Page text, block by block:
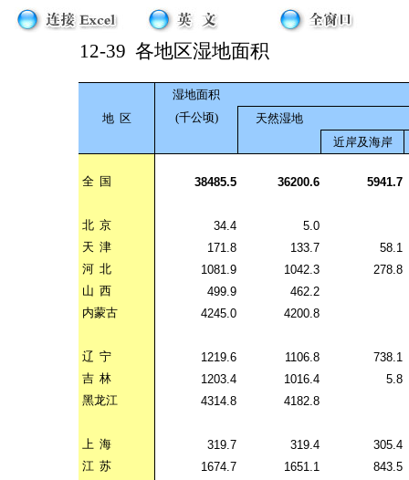
12-39 各地区湿地面积
地 区
湿地面积
(千公顷)
天然湿地
近岸及海岸
全 国 38485.5 36200.6 5941.7
北 京 34.4
5.0
天 津 171.8 133.7
58.1
河 北 1081.9 1042.3
278.8
山 西 499.9
462.2
内蒙古
4245.0 4200.8
辽 宁 1219.6 1106.8
738.1
吉 林 1203.4 1016.4
5.8
黑龙江
4314.8 4182.8
上 海 319.7 319.4
305.4
江 苏 1674.7 1651.1
843.5